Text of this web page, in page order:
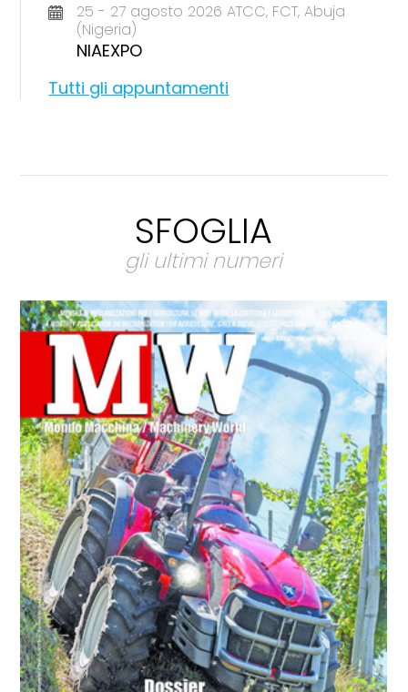
25 - 27 agosto 2026 ATCC, FCT, Abuja
(Nigeria)
NIAEXPO
Tutti gli appuntamenti
SFOGLIA
gli ultimi numeri